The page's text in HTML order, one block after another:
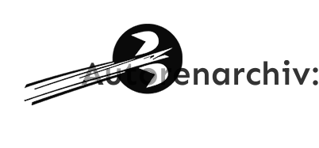
Autorenarchiv: